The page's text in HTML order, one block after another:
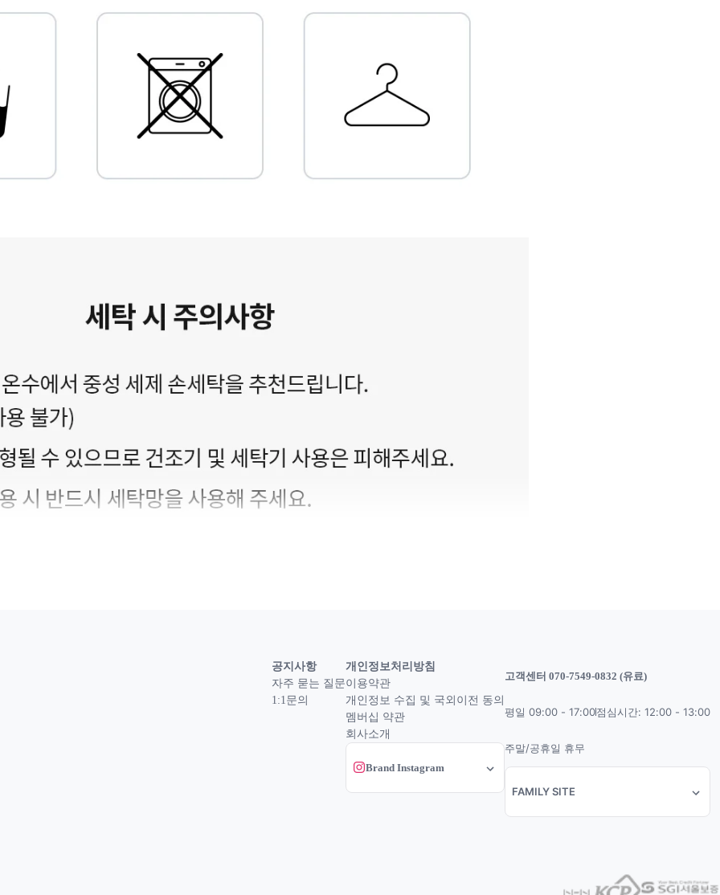
공지사항
자주 묻는 질문
1:1문의
개인정보처리방침
이용약관
개인정보 수집 및 국외이전 동의
멤버십 약관
회사소개
Brand Instagram
고객센터 070-7549-0832 (유료)
평일 09:00 - 17:00점심시간: 12:00 - 13:00
주말/공휴일 휴무
FAMILY SITE